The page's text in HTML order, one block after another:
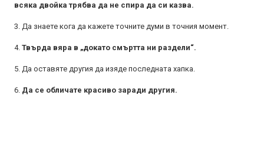
всяка двойка трябва да не спира да си казва.
3. Да знаете кога да кажете точните думи в точния момент.
4. Твърда вяра в „докато смъртта ни раздели“.
5. Да оставяте другия да изяде последната хапка.
6. Да се обличате красиво заради другия.